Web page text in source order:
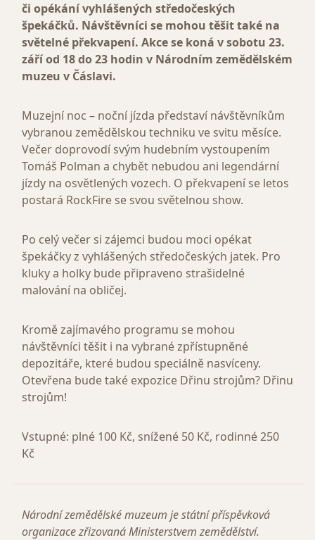
či opékání vyhlášených středočeských
špekáčků. Návštěvníci se mohou těšit také na
světelné překvapení. Akce se koná v sobotu 23.
září od 18 do 23 hodin v Národním zemědělském
muzeu v Čáslavi.
Muzejní noc – noční jízda představí návštěvníkům
vybranou zemědělskou techniku ve svitu měsíce.
Večer doprovodí svým hudebním vystoupením
Tomáš Polman a chybět nebudou ani legendární
jízdy na osvětlených vozech. O překvapení se letos
postará RockFire se svou světelnou show.
Po celý večer si zájemci budou moci opékat
špekáčky z vyhlášených středočeských jatek. Pro
kluky a holky bude připraveno strašidelné
malování na obličej.
Kromě zajímavého programu se mohou
návštěvníci těšit i na vybrané zpřístupněné
depozitáře, které budou speciálně nasvíceny.
Otevřena bude také expozice Dřinu strojům? Dřinu
strojům!
Vstupné: plné 100 Kč, snížené 50 Kč, rodinné 250
Kč
Národní zemědělské muzeum je státní příspěvková
organizace zřizovaná Ministerstvem zemědělství.